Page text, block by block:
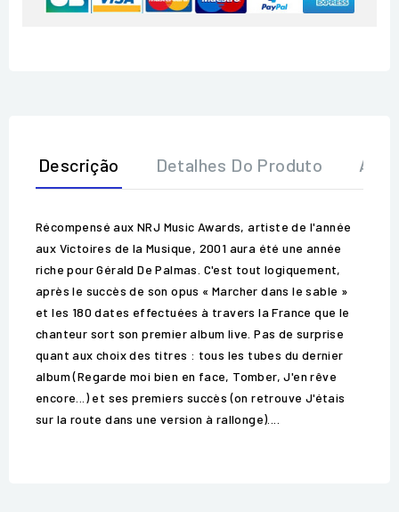
Descrição Detalhes Do Produto
Récompensé aux NRJ Music Awards, artiste de l'année
aux Victoires de la Musique, 2001 aura été une année
riche pour Gérald De Palmas. C'est tout logiquement,
après le succès de son opus « Marcher dans le sable »
et les 180 dates effectuées à travers la France que le
chanteur sort son premier album live. Pas de surprise
quant aux choix des titres : tous les tubes du dernier
album (Regarde moi bien en face, Tomber, J'en rêve
encore...) et ses premiers succès (on retrouve J'étais
sur la route dans une version à rallonge)....